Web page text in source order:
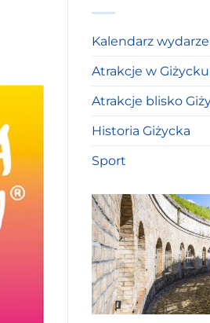
Kalendarz
Atrakcje w Giżycku
Atrakcje blisko
Historia Giżycka
Sport